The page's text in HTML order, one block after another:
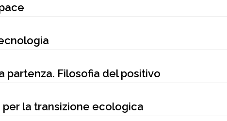
partenza. Filosofia del positivo
per la transizione ecologica